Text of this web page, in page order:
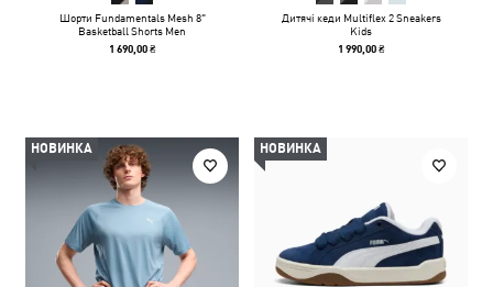
Шорти Fundamentals Mesh 8"
Basketball Shorts Men
1 690,00 ₴
Дитячі кеди Multiflex 2 Sneakers
Kids
1 990,00 ₴
НОВИНКА НОВИНКА